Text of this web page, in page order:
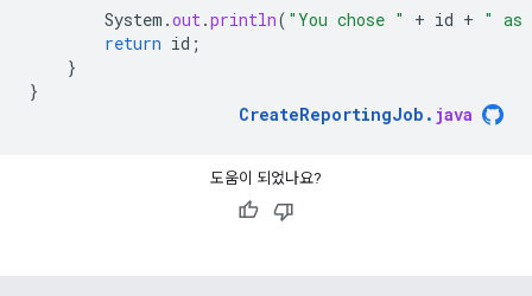
System .out.println( "You chose " + id + " as
return id ;
}
}
CreateReportingJob . java
도움이 되었나요?